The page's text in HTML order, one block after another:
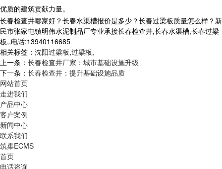
优质的建筑贡献力量。
长春检查井哪家好？长春水渠槽报价是多少？长春过梁板质量怎么样？新
民市张家屯镇明伟水泥制品厂专业承接长春检查井,长春水渠槽,长春过梁
板,,电话:13940116685
相关标签： 沈阳过梁板,过梁板,
上一条： 长春检查井厂家：城市基础设施升级
下一条： 长春检查井：提升基础设施品质
网站首页
走进我们
产品中心
客户案例
新闻中心
联系我们
筑巢ECMS
首页
电话咨询